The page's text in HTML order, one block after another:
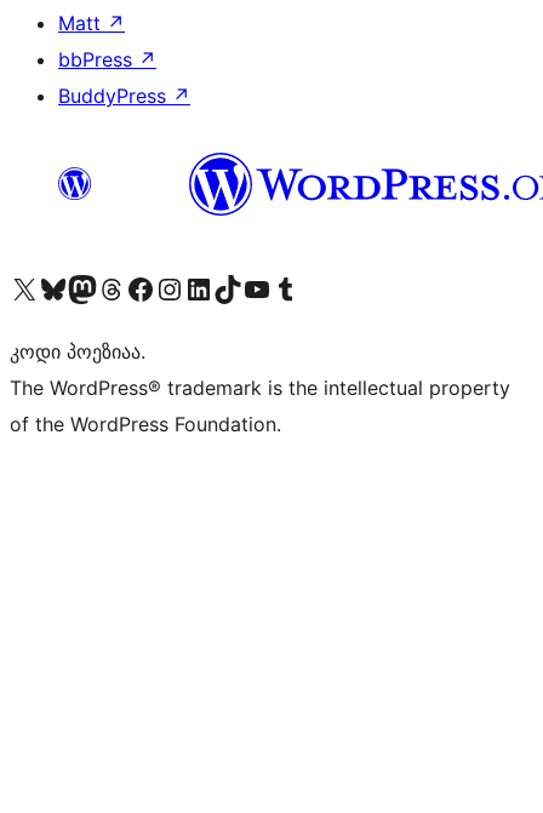
Matt ↗
bbPress ↗
BuddyPress ↗
Visit our X (formerly Twitter) account
Visit our Bluesky account
Visit our Mastodon account
Visit our Threads account
Visit our Facebook page
Visit our Instagram account
Visit our LinkedIn account
Visit our TikTok account
Visit our YouTube channel
Visit our Tumblr account
კოდი პოეზიაა.
The WordPress® trademark is the intellectual property
of the WordPress Foundation.